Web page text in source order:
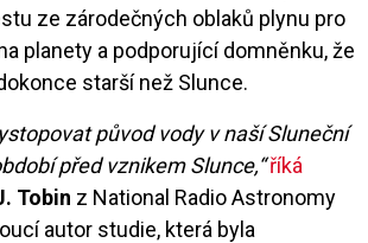
ze zárodečných oblaků plynu pro
planety a podporující domněnku, že
starší než Slunce.
původ vody v naší Sluneční
před vznikem Slunce,“ říká
Tobin z National Radio Astronomy
autor studie, která byla